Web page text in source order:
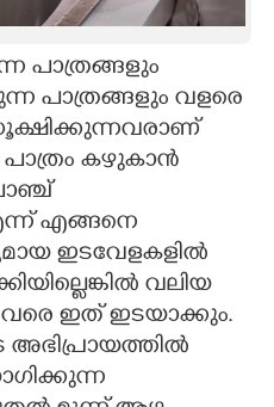
പാത്രങ്ങളും
പാത്രങ്ങളും വളരെ
കഴുകാൻ
എങ്ങനെ
ഇടവേളകളിൽ
വലിയ
ഇത് ഇടയാക്കും.